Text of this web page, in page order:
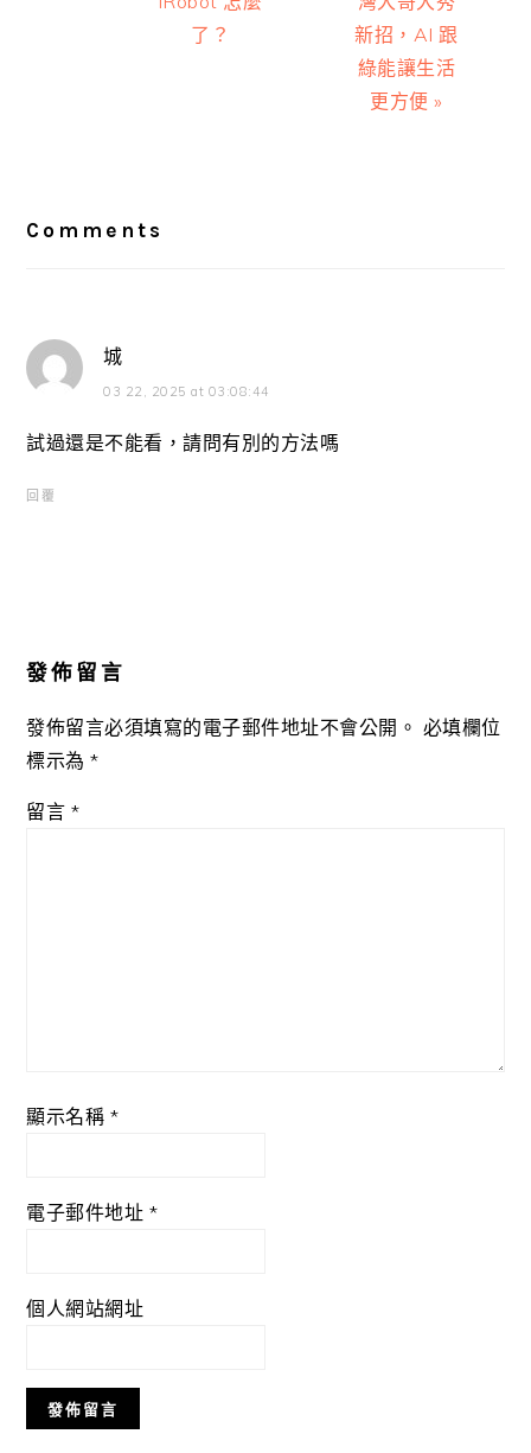
了？
新招，AI 跟
綠能讓生活
更方便 »
Comments
城
03 22, 2025 at 03:08:44
試過還是不能看，請問有別的方法嗎
回覆
發佈留言
發佈留言必須填寫的電子郵件地址不會公開。 必填欄位
標示為*
留言 *
顯示名稱 *
電子郵件地址 *
個人網站網址